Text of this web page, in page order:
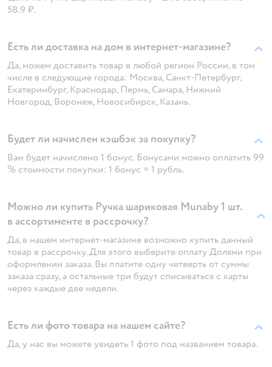
58.9 ₽.
Есть ли доставка на дом в интернет-магазине?
Да, можем доставить товар в любой регион России, в том
числе в следующие города: Москва, Санкт-Петербург,
Екатеринбург, Краснодар, Пермь, Самара, Нижний
Новгород, Воронеж, Новосибирск, Казань.
Будет ли начислен кэшбэк за покупку?
Вам будет начислено 1 бонус. Бонусами можно оплатить 99
% стоимости покупки: 1 бонус = 1 рубль.
Можно ли купить Ручка шариковая Munaby 1 шт.
в ассортименте в рассрочку?
Да, в нашем интернет-магазине возможно купить данный
товар в рассрочку. Для этого выберите оплату Долями при
оформлении заказа. Вы платите одну четверть от суммы
заказа сразу, а остальные три будут списываться с карты
через каждые две недели.
Есть ли фото товара на нашем сайте?
Да, у нас вы можете увидеть 1 фото под названием товара.